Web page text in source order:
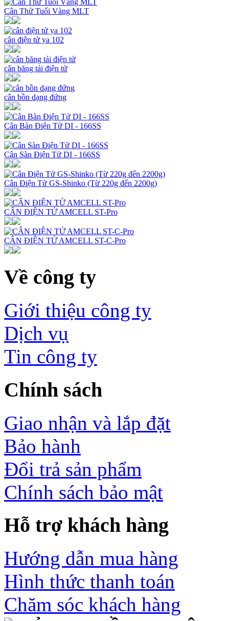
Cân Thử Tuổi Vàng MLT
cân điện tử ya 102
cân băng tải điện tử
cân bồn dạng đứng
Cân Bàn Điện Tử DI - 166SS
Cân Sàn Điện Tử DI - 166SS
Cân Điện Tử GS-Shinko (Từ 220g đến 2200g)
CÂN ĐIỆN TỬ AMCELL ST-Pro
CÂN ĐIỆN TỬ AMCELL ST-C-Pro
Về công ty
Giới thiệu công ty
Dịch vụ
Tin công ty
Chính sách
Giao nhận và lắp đặt
Bảo hành
Đổi trả sản phẩm
Chính sách bảo mật
Hỗ trợ khách hàng
Hướng dẫn mua hàng
Hình thức thanh toán
Chăm sóc khách hàng